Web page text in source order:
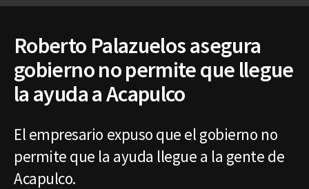
Roberto Palazuelos asegura
gobierno no permite que llegue
la ayuda a Acapulco
El empresario expuso que el gobierno no
permite que la ayuda llegue a la gente de
Acapulco.